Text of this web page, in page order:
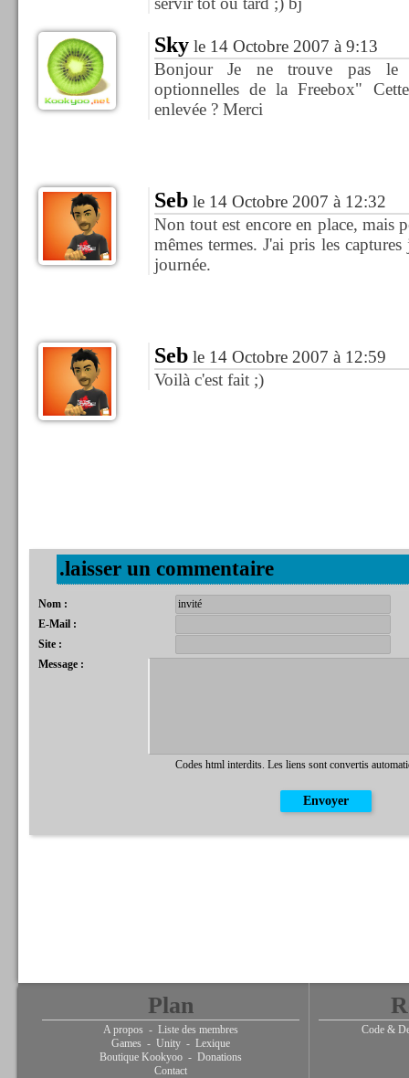
Skyle 14 Octobre 2007 à 9:13
Bonjour Je ne trouve pas le
optionnelles de la Freebox"
enlevée ? Merci
Seble 14 Octobre 2007 à 12:32
Non tout est encore en place, mais
mêmes termes. J'ai pris les
journée.
Seble 14 Octobre 2007 à 12:59
Voilà c'est fait ;)
.laisser un commentaire
Nom :
E-Mail :
Site :
Message :
Codes html interdits. Les liens sont convertis
Plan
A propos - Liste des membres
Games - Unity - Lexique
Boutique Kookyoo - Donations
Contact
Code &